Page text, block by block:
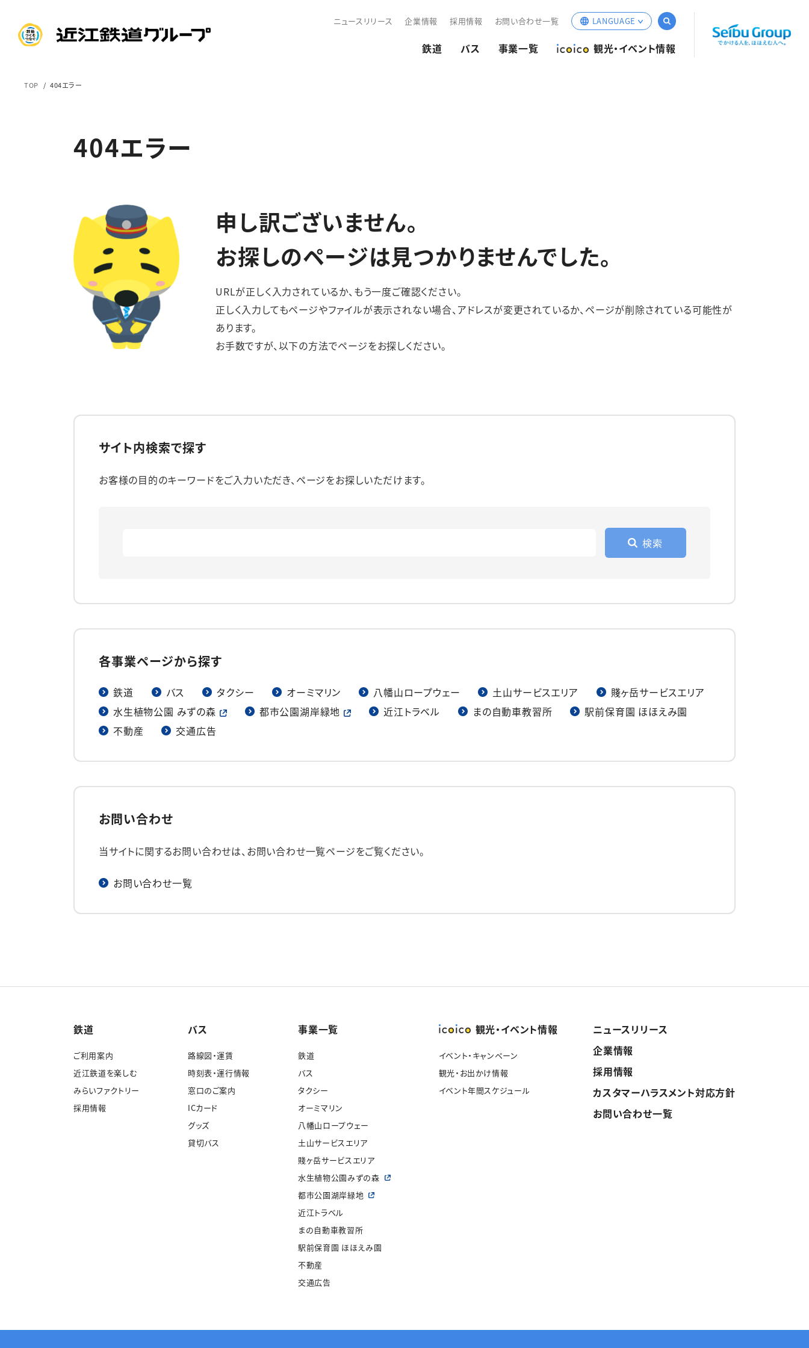
鉄道 バス 事業一覧 観光・イベント情報
ニュースリリース 企業情報 採用情報 お問い合わせ一覧 LANGUAGE
English
TOP 404エラー
404エラー
申し訳ございません。
お探しのページは見つかりませんでした。
URLが正しく入力されているか、もう一度ご確認ください。
正しく入力してもページやファイルが表示されない場合、アドレスが変更されているか、ページが削除されている可能性が
あります。
お手数ですが、以下の方法でページをお探しください。
サイト内検索で探す
お客様の目的のキーワードをご入力いただき、ページをお探しいただけます。
各事業ページから探す
鉄道 バス タクシー オーミマリン 八幡山ロープウェー 土山サービスエリア
賤ヶ岳サービスエリア
水生植物公園 みずの森
都市公園湖岸緑地 近江トラベル まの自動車教習所
駅前保育園 ほほえみ園
不動産
交通広告
お問い合わせ
当サイトに関するお問い合わせは、お問い合わせ一覧ページをご覧ください。
お問い合わせ一覧
鉄道
ご利用案内
近江鉄道を楽しむ
みらいファクトリー
採用情報
バス
路線図・運賃
時刻表・運行情報
窓口のご案内
ICカード
グッズ
貸切バス
事業一覧
鉄道
バス
タクシー
オーミマリン
八幡山ロープウェー
土山サービスエリア
賤ヶ岳サービスエリア
水生植物公園みずの森
都市公園湖岸緑地
近江トラベル
まの自動車教習所
駅前保育園 ほほえみ園
不動産
交通広告
観光・イベント情報
イベント・キャンペーン
観光・お出かけ情報
イベント年間スケジュール
ニュースリリース
企業情報
採用情報
カスタマーハラスメント対応方針
お問い合わせ一覧